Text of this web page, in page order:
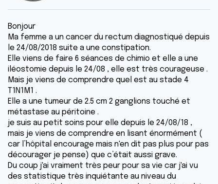
Bonjour
Ma femme a un cancer du rectum diagnostiqué depuis
le 24/08/2018 suite a une constipation.
Elle viens de faire 6 séances de chimio et elle a une
iléostomie depuis le 24/08 , elle est très courageuse .
Mais je viens de comprendre quel est au stade 4
T1N1M1 .
Elle a une tumeur de 2.5 cm 2 ganglions touché et
métastase au péritoine .
je suis au petit soins pour elle depuis le 24/08/18 ,
mais je viens de comprendre en lisant énormément (
car l’hôpital encourage mais n'en dit pas plus pour pas
décourager je pense) que c’était aussi grave.
Du coup j'ai vraiment très peur pour sa vie car j'ai vu
des statistique très inquiétante au niveau du